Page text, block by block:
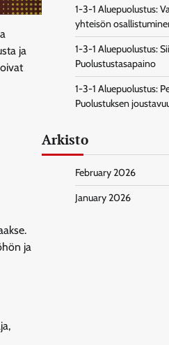
ja
ja
1-3-1 Aluepuolustus:
yhteisön
1-3-1 Aluepuolustus:
Puolustustasapaino
1-3-1 Aluepuolustus:
Puolustuksen
Arkisto
February 2026
January 2026